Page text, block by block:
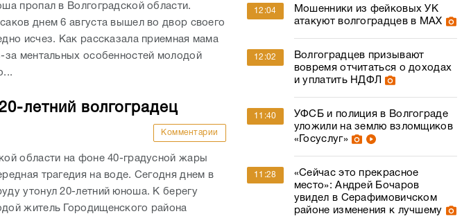
пропал в Волгоградской области.
днем 6 августа вышел во двор своего
исчез. Как рассказала приемная мама
за ментальных особенностей молодой
летний волгоградец
Комментарии
области на фоне 40-градусной жары
трагедия на воде. Сегодня днем в
утонул 20-летний юноша. К берегу
житель Городищенского района
12:04
Мошенники из фейковых УК
атакуют волгоградцев в МАХ
12:02
Волгоградцев призывают
вовремя отчитаться о доходах
и уплатить НДФЛ
11:40
УФСБ и полиция в Волгограде
уложили на землю взломщиков
«Госуслуг»
11:28
«Сейчас это прекрасное
место»: Андрей Бочаров
увидел в Серафимовичском
районе изменения к лучшему